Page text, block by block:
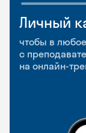
Личный
чтобы в
с
на онлайн-
чтобы
и когда
и Talks
Групповые
и